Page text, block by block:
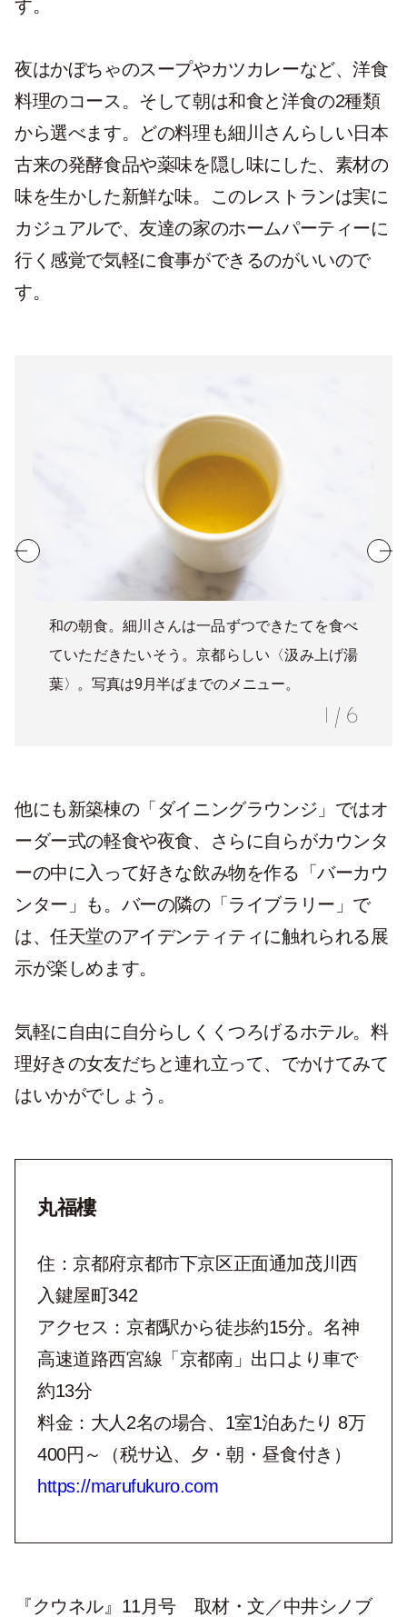
す。
夜はかぼちゃのスープやカツカレーなど、洋食
料理のコース。そして朝は和食と洋食の2種類
から選べます。どの料理も細川さんらしい日本
古来の発酵食品や薬味を隠し味にした、素材の
味を生かした新鮮な味。このレストランは実に
カジュアルで、友達の家のホームパーティーに
行く感覚で気軽に食事ができるのがいいので
す。
和の朝食。細川さんは一品ずつできたてを食べ
ていただきたいそう。京都らしい〈汲み上げ湯
葉〉。写真は9月半ばまでのメニュー。
1 / 6
他にも新築棟の「ダイニングラウンジ」ではオ
ーダー式の軽食や夜食、さらに自らがカウンタ
ーの中に入って好きな飲み物を作る「バーカウ
ンター」も。バーの隣の「ライブラリー」で
は、任天堂のアイデンティティに触れられる展
示が楽しめます。
気軽に自由に自分らしくくつろげるホテル。料
理好きの女友だちと連れ立って、でかけてみて
はいかがでしょう。
丸福樓
住：京都府京都市下京区正面通加茂川西
入鍵屋町342
アクセス：京都駅から徒歩約15分。名神
高速道路西宮線「京都南」出口より車で
約13分
料金：大人2名の場合、1室1泊あたり 8万
400円～（税サ込、夕・朝・昼食付き）
https://marufukuro.com
『クウネル』11月号 取材・文／中井シノブ